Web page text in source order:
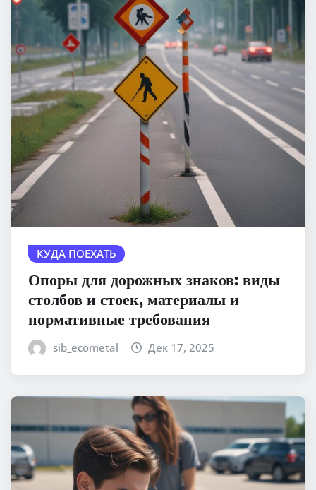
КУДА ПОЕХАТЬ
Опоры для дорожных знаков: виды
столбов и стоек, материалы и
нормативные требования
sib_ecometal Дек 17, 2025